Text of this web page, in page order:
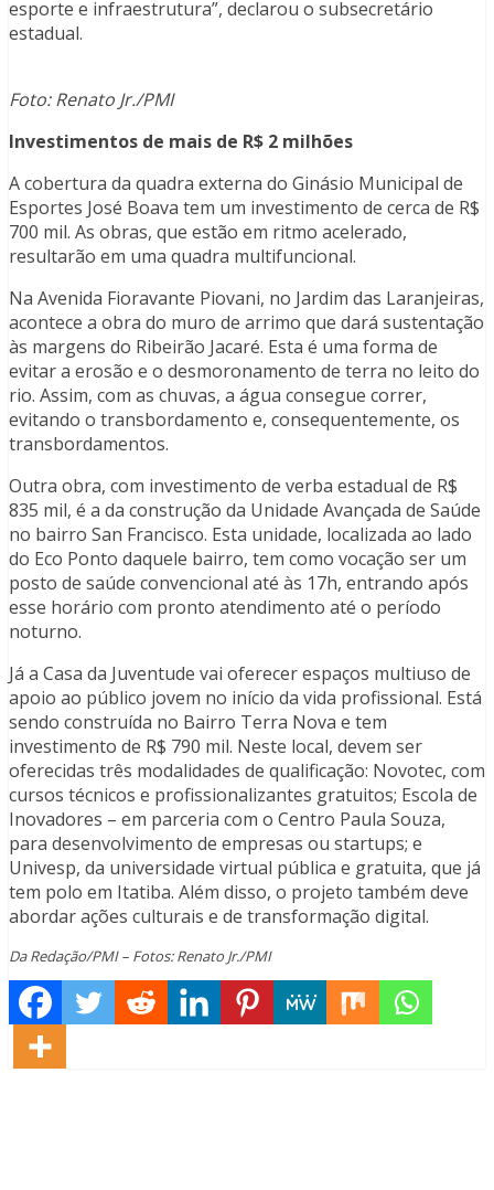
esporte e infraestrutura”, declarou o subsecretário
estadual.
Foto: Renato Jr./PMI
Investimentos de mais de R$ 2 milhões
A cobertura da quadra externa do Ginásio Municipal de
Esportes José Boava tem um investimento de cerca de R$
700 mil. As obras, que estão em ritmo acelerado,
resultarão em uma quadra multifuncional.
Na Avenida Fioravante Piovani, no Jardim das Laranjeiras,
acontece a obra do muro de arrimo que dará sustentação
às margens do Ribeirão Jacaré. Esta é uma forma de
evitar a erosão e o desmoronamento de terra no leito do
rio. Assim, com as chuvas, a água consegue correr,
evitando o transbordamento e, consequentemente, os
transbordamentos.
Outra obra, com investimento de verba estadual de R$
835 mil, é a da construção da Unidade Avançada de Saúde
no bairro San Francisco. Esta unidade, localizada ao lado
do Eco Ponto daquele bairro, tem como vocação ser um
posto de saúde convencional até às 17h, entrando após
esse horário com pronto atendimento até o período
noturno.
Já a Casa da Juventude vai oferecer espaços multiuso de
apoio ao público jovem no início da vida profissional. Está
sendo construída no Bairro Terra Nova e tem
investimento de R$ 790 mil. Neste local, devem ser
oferecidas três modalidades de qualificação: Novotec, com
cursos técnicos e profissionalizantes gratuitos; Escola de
Inovadores – em parceria com o Centro Paula Souza,
para desenvolvimento de empresas ou startups; e
Univesp, da universidade virtual pública e gratuita, que já
tem polo em Itatiba. Além disso, o projeto também deve
abordar ações culturais e de transformação digital.
Da Redação/PMI – Fotos: Renato Jr./PMI